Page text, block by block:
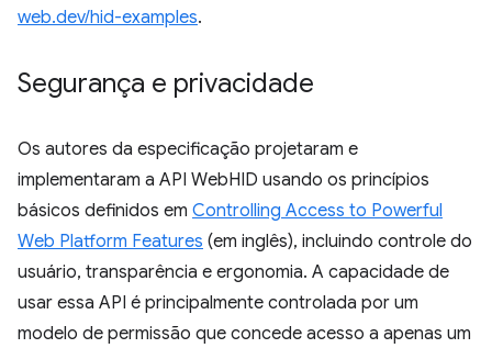
web.dev/hid-examples.
Segurança e privacidade
Os autores da especificação projetaram e
implementaram a API WebHID usando os princípios
básicos definidos em Controlling Access to Powerful
Web Platform Features (em inglês), incluindo controle do
usuário, transparência e ergonomia. A capacidade de
usar essa API é principalmente controlada por um
modelo de permissão que concede acesso a apenas um